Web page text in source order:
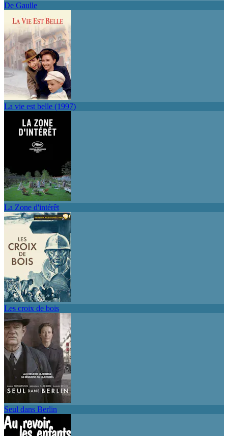
De Gaulle
La vie est belle (1997)
La Zone d'intérêt
Les croix de bois
Seul dans Berlin